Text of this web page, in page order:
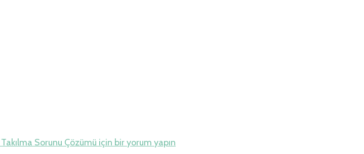
Sorunu Çözümü için bir yorum yapın